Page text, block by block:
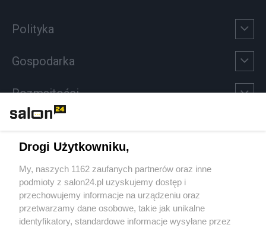
Polityka
Gospodarka
Rozmaitości
Sport
Społeczeństwo
Kultura
Drogi Użytkowniku,
My, naszych 1162 zaufanych partnerów oraz inne
podmioty z salon24.pl uzyskujemy dostęp i
przechowujemy informacje na urządzeniu oraz
przetwarzamy dane osobowe, takie jak unikalne
identyfikatory, standardowe informacje wysyłane przez